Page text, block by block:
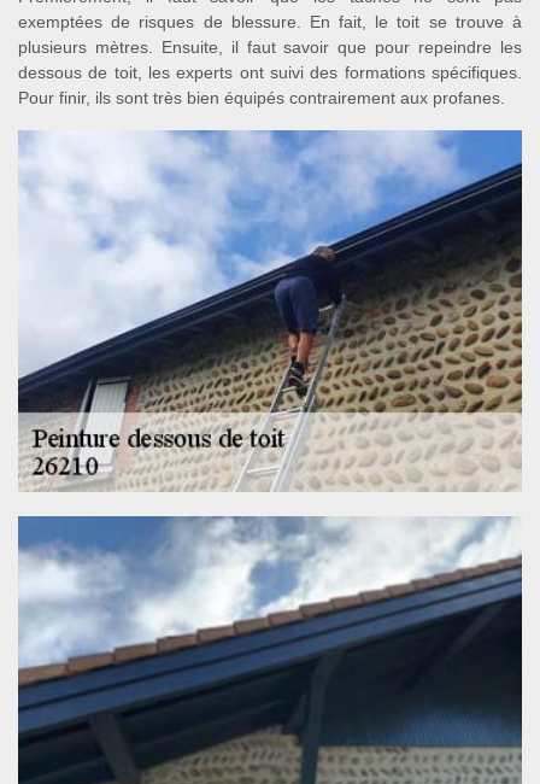
exemptées de risques de blessure. En fait, le toit se trouve à
plusieurs mètres. Ensuite, il faut savoir que pour repeindre les
dessous de toit, les experts ont suivi des formations spécifiques.
Pour finir, ils sont très bien équipés contrairement aux profanes.